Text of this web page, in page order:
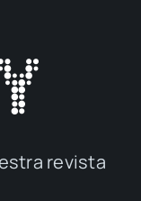
revis­ta